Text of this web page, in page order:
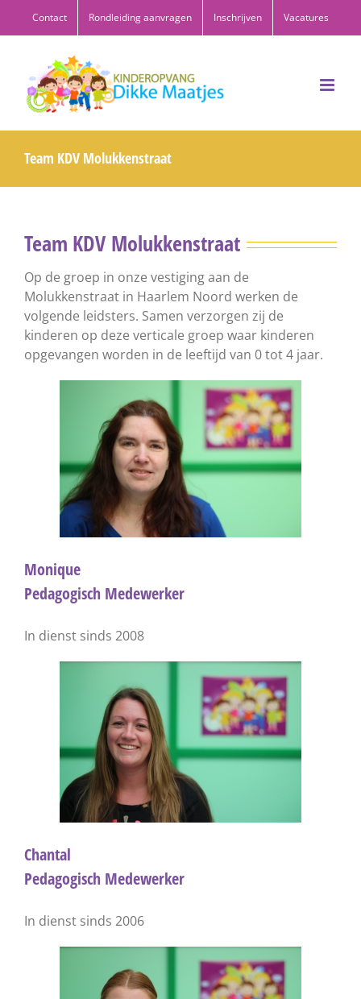
Contact Rondleiding aanvragen Inschrijven Vacatures
Team KDV Molukkenstraat
Team KDV Molukkenstraat
Op de groep in onze vestiging aan de
Molukkenstraat in Haarlem Noord werken de
volgende leidsters. Samen verzorgen zij de
kinderen op deze verticale groep waar kinderen
opgevangen worden in de leeftijd van 0 tot 4 jaar.
Monique
Pedagogisch Medewerker
In dienst sinds 2008
Chantal
Pedagogisch Medewerker
In dienst sinds 2006